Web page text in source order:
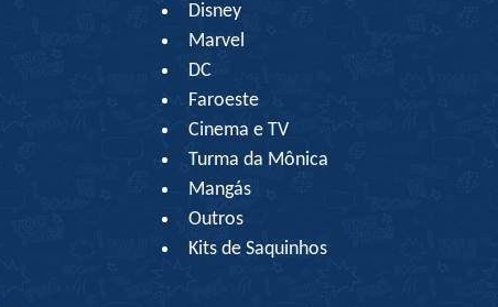
Disney
Marvel
DC
Faroeste
Cinema e TV
Turma da Mônica
Mangás
Outros
Kits de Saquinhos